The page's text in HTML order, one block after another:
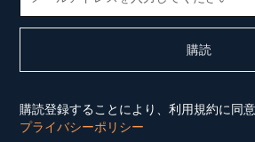
購読登録することにより、利用規約に同意
プライバシーポリシー